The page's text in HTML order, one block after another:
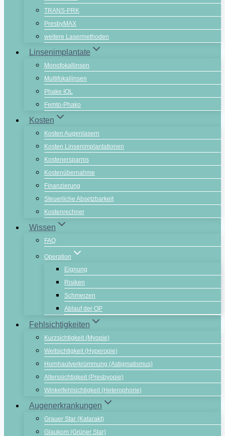
TRANS-PRK
PresbyMAX
weitere Lasermethoden
Linsenimplantate
Monofokallinsen
Multifokallinsen
Phake IOL
Femto-Phako
Kosten
Kosten Augenlasern
Kosten Linsenimplantationen
Kostenersparnis
Kostenübernahme
Finanzierung
Steuerliche Absetzbarkeit
Kostenrechner
Wissen
FAQ
Operation
Eignung
Risiken
Schmerzen
Ablauf der OP
Fehlsichtigkeiten
Kurzsichtigkeit (Myopie)
Weitsichtigkeit (Hyperopie)
Hornhautverkrümmung (Astigmatismus)
Alterssichtigkeit (Presbyopie)
Winkelfehlsichtigkeit (Heterophorie)
Augenerkrankungen
Grauer Star (Katarakt)
Glaukom (Grüner Star)